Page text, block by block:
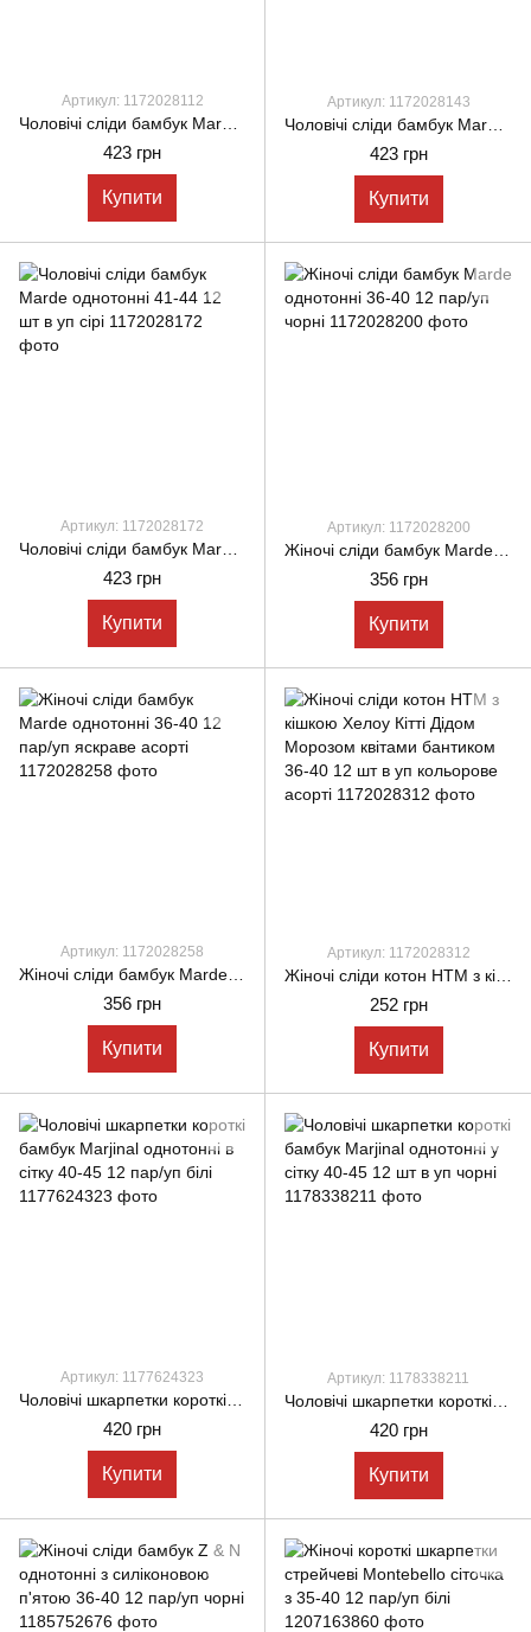
Артикул: 1172028112
423 грн
Купити
Артикул: 1172028143
423 грн
Купити
Артикул: 1172028172
423 грн
Купити
Артикул: 1172028200
356 грн
Купити
Артикул: 1172028258
356 грн
Купити
Артикул: 1172028312
252 грн
Купити
Артикул: 1177624323
420 грн
Купити
Артикул: 1178338211
420 грн
Купити